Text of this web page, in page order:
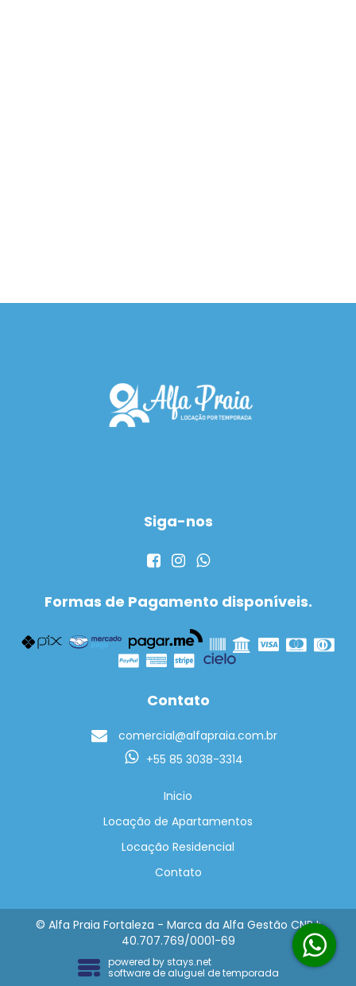
Siga-nos
Formas de Pagamento disponíveis.
Contato
comercial@alfapraia.com.br
+55 85 3038-3314
Inicio
Locação de Apartamentos
Locação Residencial
Contato
© Alfa Praia Fortaleza - Marca da Alfa Gestão CNPJ:
40.707.769/0001-69
powered bystays.net
software de aluguel de temporada